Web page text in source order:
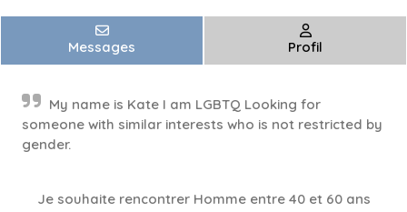
Messages Profil
My name is Kate I am LGBTQ Looking for
someone with similar interests who is not restricted by
gender.
Je souhaite rencontrer Homme entre 40 et 60 ans